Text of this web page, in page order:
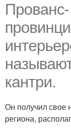
Прованс-
кантри.
Он получил свое
региона,